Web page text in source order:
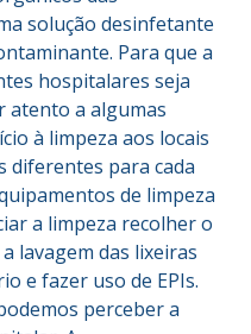
solução desinfetante
Para que a
hospitalares seja
atento a algumas
à limpeza aos locais
diferentes para cada
de limpeza
a limpeza recolher o
lavagem das lixeiras
e fazer uso de EPIs.
perceber a